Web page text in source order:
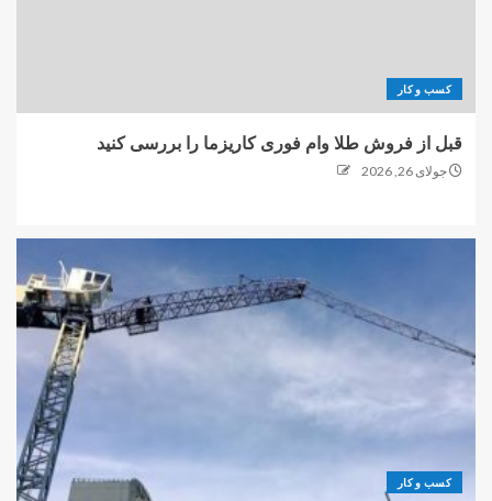
کسب و کار
قبل از فروش طلا وام فوری کاریزما را بررسی کنید
جولای 26, 2026
کسب و کار